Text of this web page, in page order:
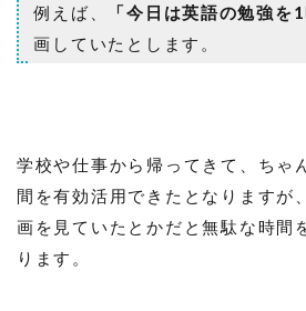
例えば、 「今日は英語の勉強を
画していたとします。
学校や仕事から帰ってきて、ちゃ
間を有効活用できたとなりますが
画を見ていたとかだと無駄な時間
ります。